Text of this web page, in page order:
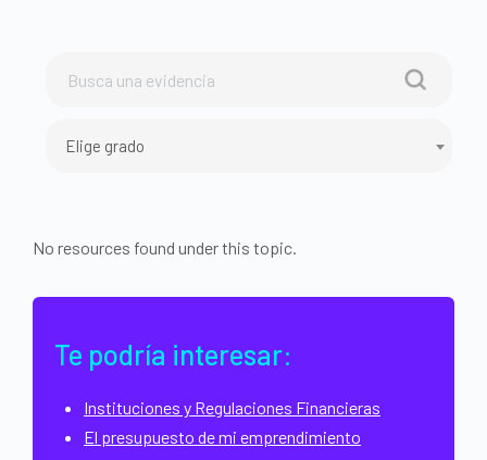
Elige grado
No resources found under this topic.
Te podría interesar:
Instituciones y Regulaciones Financieras
El presupuesto de mi emprendimiento